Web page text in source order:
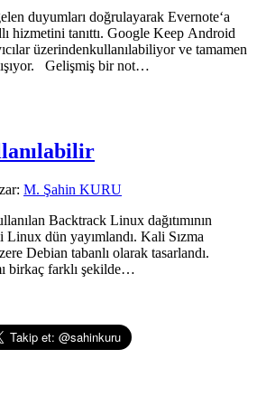
duyumları doğrulayarak Evernote‘a
hizmetini tanıttı. Google Keep Android
üzerindenkullanılabiliyor ve tamamen
Gelişmiş bir not…
M. Şahin KURU
Backtrack Linux dağıtımının
dün yayımlandı. Kali Sızma
Debian tabanlı olarak tasarlandı.
birkaç farklı şekilde…